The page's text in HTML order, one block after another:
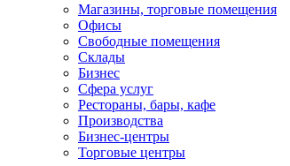
Магазины, торговые помещения
Офисы
Свободные помещения
Склады
Бизнес
Сфера услуг
Рестораны, бары, кафе
Производства
Бизнес-центры
Торговые центры